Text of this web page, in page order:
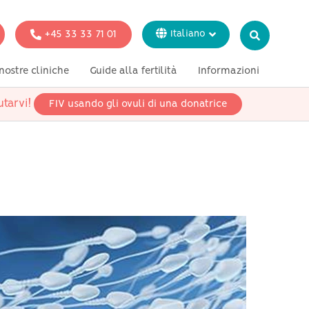
+45 33 33 71 01 Italiano
Svenska
Test genetici
nostre cliniche Guide alla fertilità Informazioni
Stampa
FIV usando gli ovuli di una donatrice